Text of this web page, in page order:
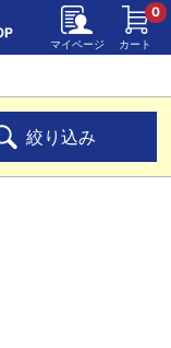
マイページ カート
0
絞り込み